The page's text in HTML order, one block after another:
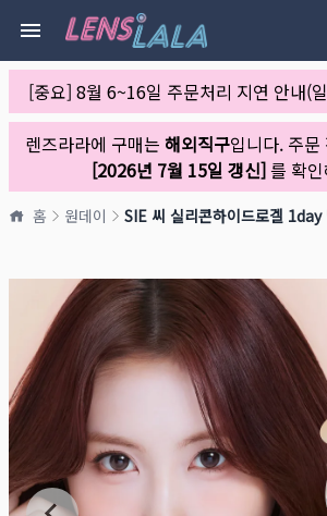
[중요] 8월 6~16일 주문처리 지연 안내(
렌즈라라에 구매는 해외직구입니다. 주문
[2026년 7월 15일 갱신]를 확인
홈 원데이